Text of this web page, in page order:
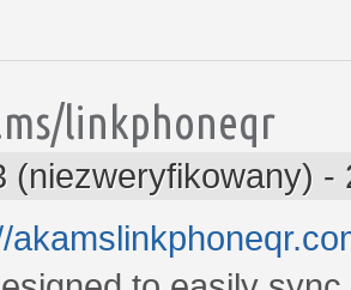
linkphoneqr
(niezweryfikowany) -